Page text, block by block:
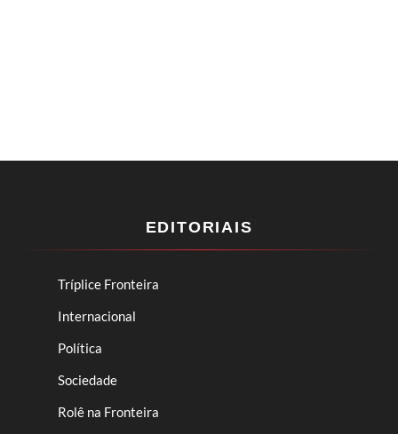
EDITORIAIS
Tríplice Fronteira
Internacional
Política
Sociedade
Rolê na Fronteira